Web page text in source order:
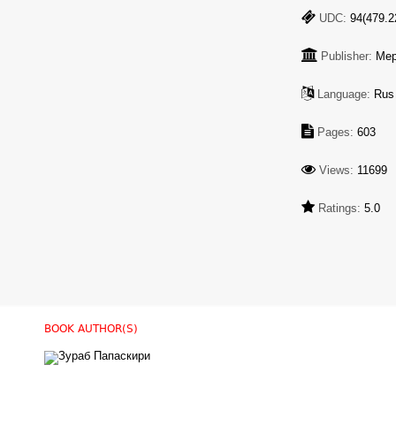
UDC:
Publisher:
Language: Rus
Pages: 603
Views: 11699
Ratings: 5.0
BOOK AUTHOR(S)